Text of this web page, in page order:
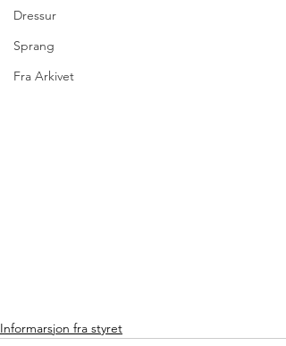
Dressur
Sprang
Fra Arkivet
Informarsjon fra styret